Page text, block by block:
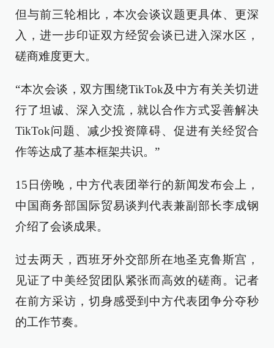
但与前三轮相比，本次会谈议题更具体、更深
入，进一步印证双方经贸会谈已进入深水区，
磋商难度更大。
“本次会谈，双方围绕TikTok及中方有关关切进
行了坦诚、深入交流，就以合作方式妥善解决
TikTok问题、减少投资障碍、促进有关经贸合
作等达成了基本框架共识。”
15日傍晚，中方代表团举行的新闻发布会上，
中国商务部国际贸易谈判代表兼副部长李成钢
介绍了会谈成果。
过去两天，西班牙外交部所在地圣克鲁斯宫，
见证了中美经贸团队紧张而高效的磋商。记者
在前方采访，切身感受到中方代表团争分夺秒
的工作节奏。